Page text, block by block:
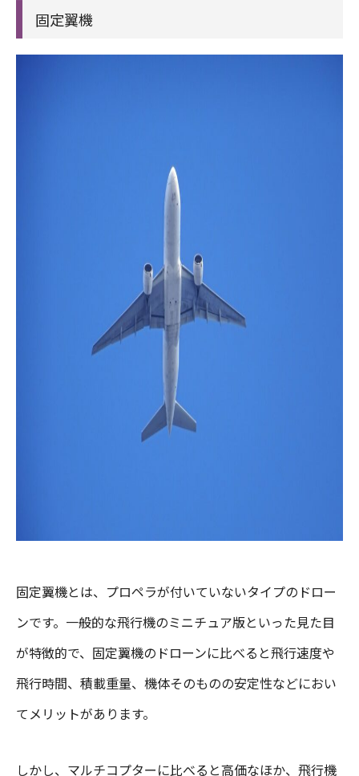
固定翼機
固定翼機とは、プロペラが付いていないタイプのドロー
ンです。一般的な飛行機のミニチュア版といった見た目
が特徴的で、固定翼機のドローンに比べると飛行速度や
飛行時間、積載重量、機体そのものの安定性などにおい
てメリットがあります。
しかし、マルチコプターに比べると高価なほか、飛行機